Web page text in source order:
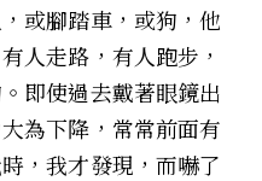
或腳踏車，或狗，他
人走路，有人跑步，
即使過去戴著眼鏡出
為下降，常常前面有
，我才發現，而嚇了